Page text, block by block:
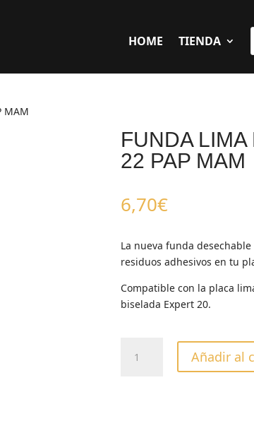
HOME TIENDA
MAM
FUNDA
22 PAP MAM
6,70€
La nueva funda
residuos adhesivos en tu
Compatible con la placa
biselada Expert 20.
LIMA
Añadir al